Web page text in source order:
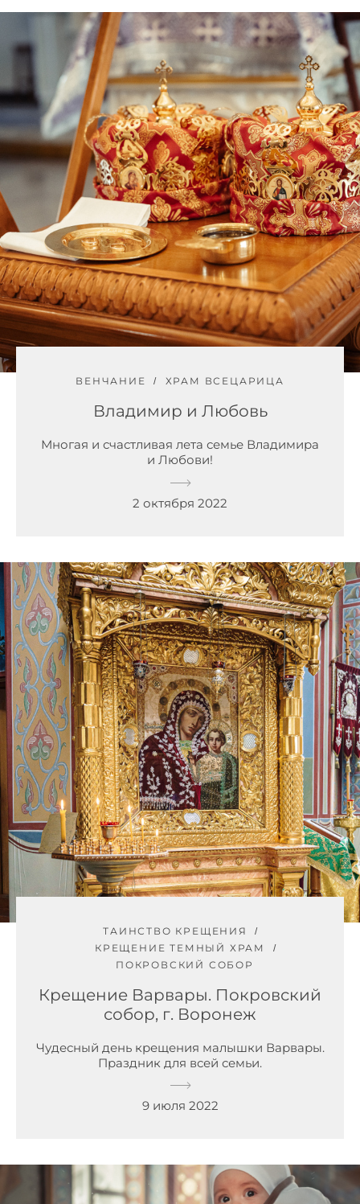
ВЕНЧАНИЕ ХРАМ ВСЕЦАРИЦА
Владимир и Любовь
Многая и счастливая лета семье Владимира
и Любови!
2 октября 2022
ТАИНСТВО КРЕЩЕНИЯ
КРЕЩЕНИЕ ТЕМНЫЙ ХРАМ
ПОКРОВСКИЙ СОБОР
Крещение Варвары. Покровский
собор, г. Воронеж
Чудесный день крещения малышки Варвары.
Праздник для всей семьи.
9 июля 2022